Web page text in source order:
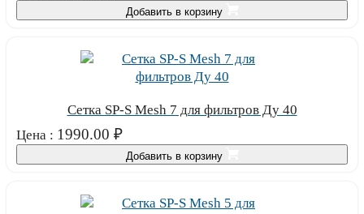
Добавить в корзину
Сетка SP-S Mesh 7 для фильтров Ду 40
Цена : 1990.00 ₽
Добавить в корзину